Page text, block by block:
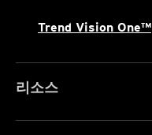
Trend Vision One™
리소스